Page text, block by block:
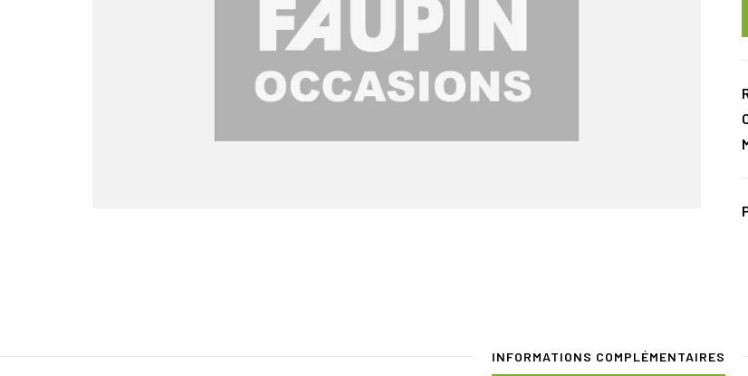
INFORMATIONS COMPLÉMENTAIRES